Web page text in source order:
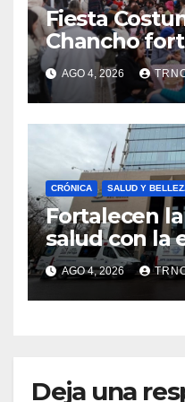
Fiesta
Chancho
economía
impacto en
AGO 4, 2026
CRÓNICA SALUD Y
Fortalecen
salud con la
nuevas
Cauquenes
AGO 4, 2026
Deja una